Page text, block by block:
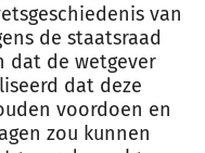
van
de staatsraad
dat de wetgever
dat deze
voordoen en
zou kunnen